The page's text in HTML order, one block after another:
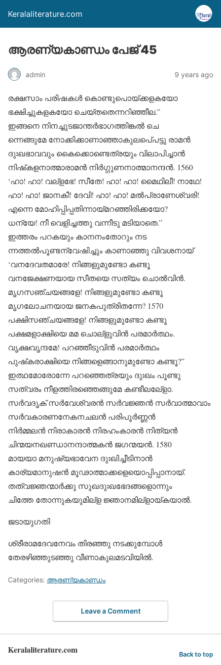
Keralaliterature.com
ആരണ്യകാണ്ഡം പേജ് 45
admin 9 years ago
രക്ഷസാം പരിഷകള്‍ കൊണ്ടുപൊയ്ക്കളകയോ
ഭക്ഷിച്ചുകളകയോ ചെയ്തതെന്നറിഞ്ഞീല.”
ഇങ്ങനെ നിനച്ചുടജാന്തര്‍ഭാഗത്തിങ്കല്‍ ചെ
ന്നെങ്ങുമേ നോക്കിക്കാണാഞ്ഞാകുലപെ്പട്ടു രാമന്‍
ദുഃഖഭാവവും കൈക്കൊണ്ടെത്രയും വിലാപിച്ചാന്‍
നിഷ്‌കളനാത്മാരാമന്‍ നിര്‍ഗ്ഗുണനാത്മാനന്ദന്‍. 1560
‘ഹാ! ഹാ! വല്‌ളഭേ! സീതേ! ഹാ! ഹാ! മൈഥിലീ! നാഥേ!
ഹാ! ഹാ! ജാനകീ! ദേവി! ഹാ! ഹാ! മല്‍പ്രാണേശ്വരി!
എന്നെ മോഹിപ്പിപ്പതിന്നായ്മറഞ്ഞിരിക്കയോ?
ധന്യേ! നീ വെളിച്ചത്തു വന്നീടു മടിയാതെ.”
ഇത്തരം പറകയും കാനനംതോറും നട
ന്നത്തല്‍പൂണ്ടന്വേഷിച്ചും കാണാഞ്ഞു വിവശനായ്
‘വനദേവതമാരേ! നിങ്ങളുമുണ്ടോ കണ്ടൂ
വനജേക്ഷണയായ സീതയെ സത്യം ചൊല്‍വിന്‍.
മൃഗസഞ്ചയങ്ങളേ! നിങ്ങളുമുണ്ടോ കണ്ടൂ
മൃഗലോചനയായ ജനകപുത്രിതന്നേ? 1570
പക്ഷിസഞ്ചയങ്ങളേ! നിങ്ങളുമുണ്ടോ കണ്ടൂ
പക്ഷമളാക്ഷിയെ മമ ചൊല്‌ളുവിന്‍ പരമാര്‍ത്ഥം.
വൃക്ഷവൃന്ദമേ! പറഞ്ഞീടുവിന്‍ പരമാര്‍ത്ഥം
പുഷ്‌കരാക്ഷിയെ നിങ്ങളെങ്ങാനുമുണ്ടോ കണ്ടൂ?”
ഇത്ഥമോരോന്നേ പറഞ്ഞെത്രയും ദുഃഖം പൂണ്ടു
സത്വരം നീളത്തിരഞ്ഞെങ്ങുമേ കണ്ടീലലേ്‌ളാ.
സര്‍വദൃക് സര്‍വേശ്വരന്‍ സര്‍വജ്ഞന്‍ സര്‍വാത്മാവാം
സര്‍വകാരണനേകനചലന്‍ പരിപൂര്‍ണ്ണന്‍
നിര്‍മ്മലന്‍ നിരാകാരന്‍ നിരഹംകാരന്‍ നിത്യന്‍
ചിന്മയനഖണ്ഡാനന്ദാത്മകന്‍ ജഗന്മയന്‍. 1580
മായയാ മനുഷ്യഭാവേന ദുഃഖിച്ചീടിനാന്‍
കാര്യമാനുഷന്‍ മൂഢാത്മാക്കളെയൊപ്പിപ്പാനായ്.
തത്വജ്ഞന്മാര്‍ക്കു സുഖദുഃഖഭേദങ്ങളൊന്നും
ചിത്തേ തോന്നുകയുമില്‌ള ജ്ഞാനമില്‌ളായ്കയാല്‍.
ജടായുഗതി
ശ്രീരാമദേവനേവം തിരഞ്ഞു നടക്കുമ്പോള്‍
തേരഴിഞ്ഞുടഞ്ഞു വീണാകുലമടവിയില്‍.
Categories: ആരണ്യകാണ്ഡം
Leave a Comment
Keralaliterature.com Back to top